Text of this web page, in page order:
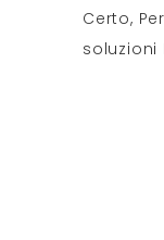
Certo,
soluzioni